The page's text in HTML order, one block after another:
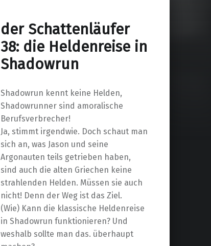
der Schattenläufer
38: die Heldenreise in
Shadowrun
Shadowrun kennt keine Helden,
Shadowrunner sind amoralische
Berufsverbrecher!
Ja, stimmt irgendwie. Doch schaut man
sich an, was Jason und seine
Argonauten teils getrieben haben,
sind auch die alten Griechen keine
strahlenden Helden. Müssen sie auch
nicht! Denn der Weg ist das Ziel.
(Wie) Kann die klassische Heldenreise
in Shadowrun funktionieren? Und
weshalb sollte man das. überhaupt